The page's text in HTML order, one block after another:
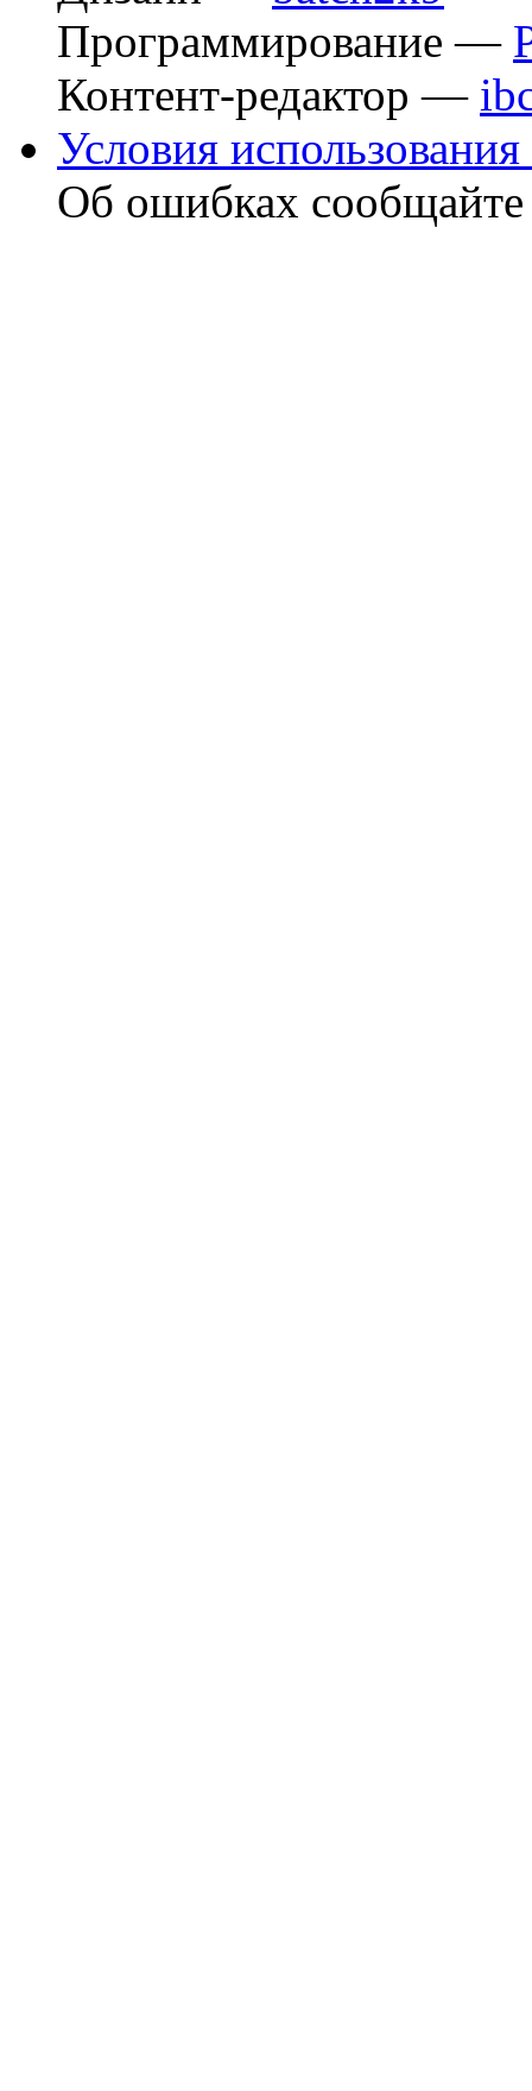
Программирование —
Контент-редактор —
Условия использования
Об ошибках